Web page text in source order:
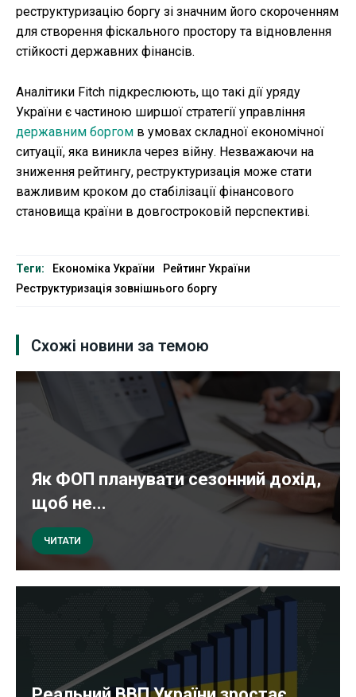
реструктуризацію боргу зі значним його скороченням
для створення фіскального простору та відновлення
стійкості державних фінансів.
Аналітики Fitch підкреслюють, що такі дії уряду
України є частиною ширшої стратегії управління
державним боргом в умовах складної економічної
ситуації, яка виникла через війну. Незважаючи на
зниження рейтингу, реструктуризація може стати
важливим кроком до стабілізації фінансового
становища країни в довгостроковій перспективі.
Теги: Економіка України
Рейтинг України
Реструктуризація зовнішнього боргу
Схожі новини за темою
Як ФОП планувати сезонний дохід,
щоб не...
ЧИТАТИ